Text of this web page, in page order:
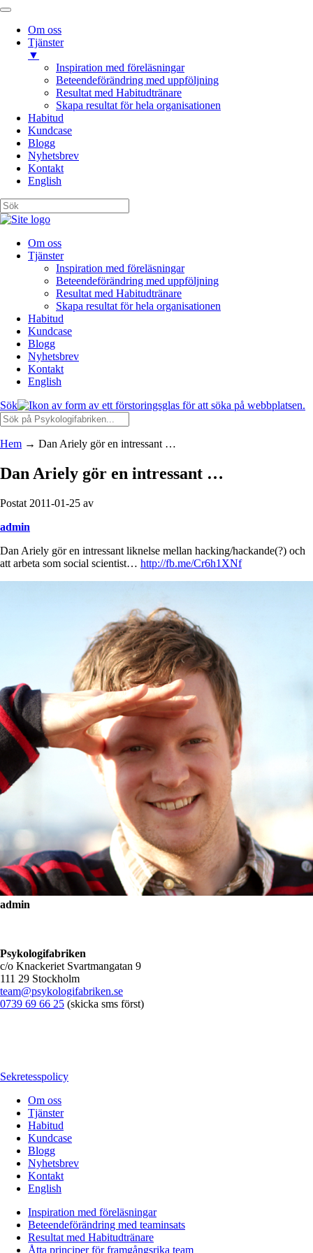
Om oss
Tjänster
▼
Inspiration med föreläsningar
Beteendeförändring med uppföljning
Resultat med Habitudtränare
Skapa resultat för hela organisationen
Habitud
Kundcase
Blogg
Nyhetsbrev
Kontakt
English
Om oss
Tjänster
Inspiration med föreläsningar
Beteendeförändring med uppföljning
Resultat med Habitudtränare
Skapa resultat för hela organisationen
Habitud
Kundcase
Blogg
Nyhetsbrev
Kontakt
English
Sök
Hem → Dan Ariely gör en intressant …
Dan Ariely gör en intressant …
Postat 2011-01-25 av
admin
Dan Ariely gör en intressant liknelse mellan hacking/hackande(?) och
att arbeta som social scientist… http://fb.me/Cr6h1XNf
admin
Psykologifabriken
c/o Knackeriet Svartmangatan 9
111 29 Stockholm
team@psykologifabriken.se
0739 69 66 25 (skicka sms först)
Sekretesspolicy
Om oss
Tjänster
Habitud
Kundcase
Blogg
Nyhetsbrev
Kontakt
English
Inspiration med föreläsningar
Beteendeförändring med teaminsats
Resultat med Habitudtränare
Åtta principer för framgångsrika team